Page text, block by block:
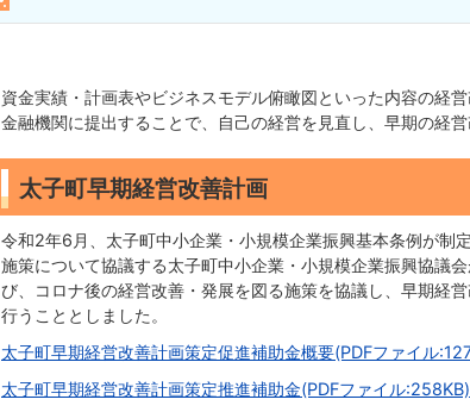
資金実績・計画表やビジネスモデル俯瞰図といった内容の経
金融機関に提出することで、自己の経営を見直し、早期の経営
太子町早期経営改善計画
令和2年6月、太子町中小企業・小規模企業振興基本条例が制
施策について協議する太子町中小企業・小規模企業振興協議
び、コロナ後の経営改善・発展を図る施策を協議し、早期経
行うこととしました。
太子町早期経営改善計画策定促進補助金概要(PDFファイル
太子町早期経営改善計画策定推進補助金(PDFファイル:258KB)